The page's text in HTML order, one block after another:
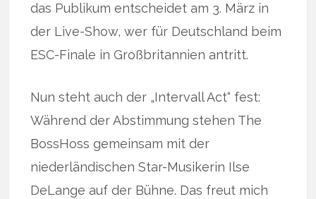
das Publikum entscheidet am 3. März in
der Live-Show, wer für Deutschland beim
ESC-Finale in Großbritannien antritt.
Nun steht auch der „Intervall Act“ fest:
Während der Abstimmung stehen The
BossHoss gemeinsam mit der
niederländischen Star-Musikerin Ilse
DeLange auf der Bühne. Das freut mich